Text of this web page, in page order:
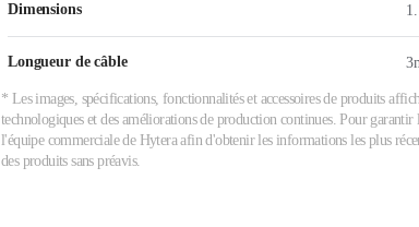
Dimensions
Longueur de câble
* Les images, spécifications, fonctionnalités et accessoires de produits
technologiques et des améliorations de production continues. Pour
l'équipe commerciale de Hytera afin d'obtenir les informations les plus
des produits sans préavis.